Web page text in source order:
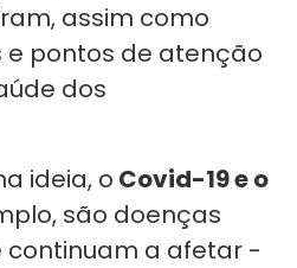
assim como
pontos de atenção
dos
ideia, o Covid-19 e o
são doenças
a afetar -